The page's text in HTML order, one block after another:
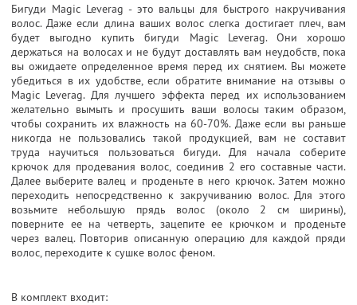
Бигуди Magic Leverag - это вальцы для быстрого накручивания
волос. Даже если длина ваших волос слегка достигает плеч, вам
будет выгодно купить бигуди Magic Leverag. Они хорошо
держаться на волосахи не будут доставлять вам неудобств, пока
вы ожидаете определенное время перед их снятием. Вы можете
убедиться в их удобстве, если обратите внимание на отзывы о
Magic Leverag. Для лучшего эффекта перед их использованием
желательно вымыть и просушить ваши волосы таким образом,
чтобы сохранить их влажность на 60-70%. Даже если вы раньше
никогда не пользовались такой продукцией, вам не составит
труда научиться пользоваться бигуди. Для начала соберите
крючок для продевания волос, соединив 2 его составные части.
Далее выберите валец и проденьте в него крючок. Затем можно
переходить непосредственно к закручиванию волос. Для этого
возьмите небольшую прядь волос (около 2 см ширины),
поверните ее на четверть, зацепите ее крючком и проденьте
через валец. Повторив описанную операцию для каждой пряди
волос, переходите к сушке волос феном.
В комплект входит: